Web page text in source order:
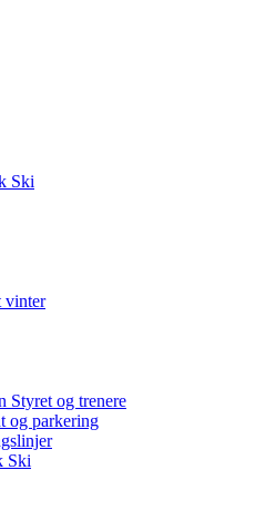
Ski
vinter
Styret og trenere
og parkering
Ski